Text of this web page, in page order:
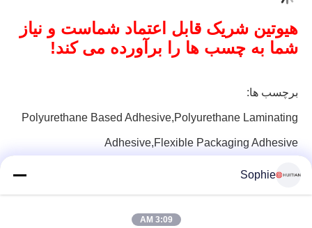
هیوتین شریک قابل اعتماد شماست و نیاز
شما به چسب ها را برآورده می کند!
برچسب ها:
Polyurethane Based Adhesive,polyurethane Laminating
Adhesive,flexible Packaging Adhesive
Sophie
3:09 AM